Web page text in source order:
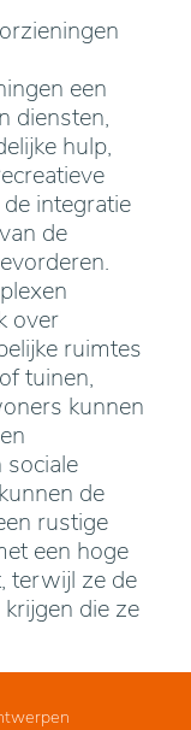
een
diensten,
hulp,
integratie
de
over
ruimtes
tuinen,
kunnen
sociale
de
rustige
een hoge
terwijl ze de
die ze